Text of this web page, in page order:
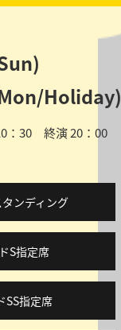
Holiday)
：30 終演 20：00
ンディング
S指定席
SS指定席